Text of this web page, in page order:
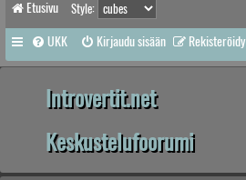
Etusivu Style:
UKK Kirjaudu sisään Rekisteröidy
Introvertit.net
Keskustelufoorumi